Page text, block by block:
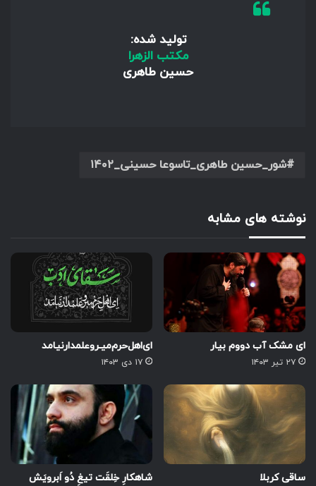
تولید شده:
مکتب الزهرا
حسین طاهری
شور_حسین طاهری_تاسوعا حسینی_۱۴۰۲
نوشته های مشابه
ای مشک آب دووم بیار
۲۷ تیر ۱۴۰۳
ای‌اهل‌حرم‌میـر‌و‌علمدار‌نیامد
۱۷ دی ۱۴۰۳
ساقی کربلا شاهکارِ خِلقَت تیغِ دُو اَبرویَش